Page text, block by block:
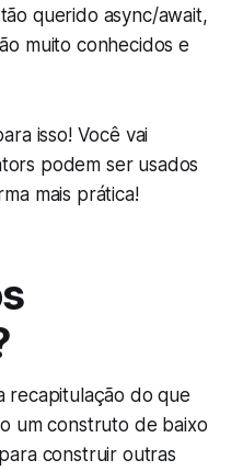
querido async/await,
muito conhecidos e
isso! Você vai
podem ser usados
mais prática!
recapitulação do que
um construto de baixo
construir outras